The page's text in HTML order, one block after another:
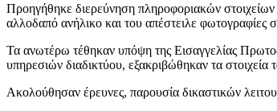
Προηγήθηκε διερεύνηση πληροφοριακών
αλλοδαπό ανήλικο και του απέστειλε φωτογραφίες
Τα ανωτέρω τέθηκαν υπόψη της Εισαγγελίας
υπηρεσιών διαδικτύου, εξακριβώθηκαν τα
Ακολούθησαν έρευνες, παρουσία δικαστικών